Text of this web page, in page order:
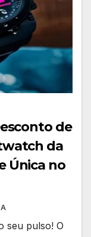
de
da
Única no
seu pulso! O